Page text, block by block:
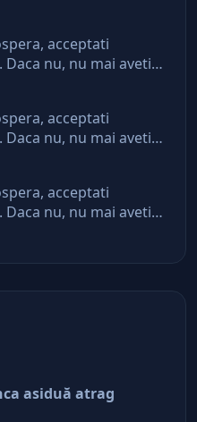
acceptati
nu, nu mai aveti
acceptati
nu, nu mai aveti
acceptati
nu, nu mai aveti
asiduă atrag